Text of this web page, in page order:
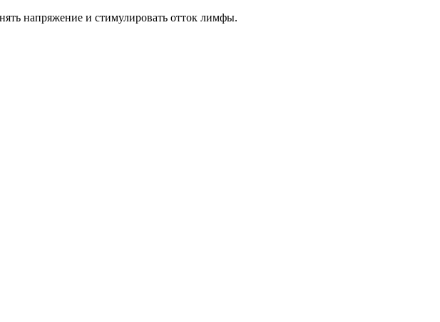
напряжение и стимулировать отток лимфы.